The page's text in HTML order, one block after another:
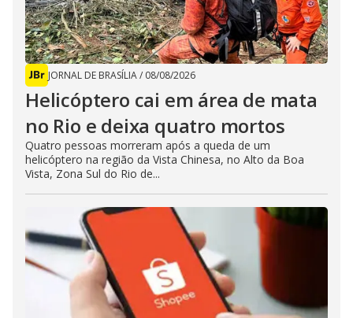
JORNAL DE BRASÍLIA/ 08/08/2026
Helicóptero cai em área de mata
no Rio e deixa quatro mortos
Quatro pessoas morreram após a queda de um
helicóptero na região da Vista Chinesa, no Alto da Boa
Vista, Zona Sul do Rio de...